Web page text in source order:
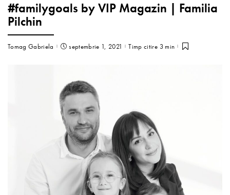
#familygoals by VIP Magazin | Familia
Pilchin
Tomag Gabriela septembrie 1, 2021 Timp citire 3 min